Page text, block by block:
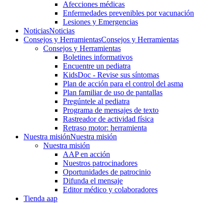
Afecciones médicas
Enfermedades prevenibles por vacunación
Lesiones y Emergencias
NoticiasNoticias
Consejos y HerramientasConsejos y Herramientas
Consejos y Herramientas
Boletines informativos
Encuentre un pediatra
KidsDoc - Revise sus síntomas
Plan de acción para el control del asma
Plan familiar de uso de pantallas
Pregúntele al pediatra
Programa de mensajes de texto
Rastre​​ador de activida​d física
Retraso motor: herramienta
Nuestra misiónNuestra misión
Nuestra misión
AAP en acción
Nuestros patrocinadores
Oportunidades de patrocinio
Difunda el mensaje
Editor médico y colaboradores
Tienda aap